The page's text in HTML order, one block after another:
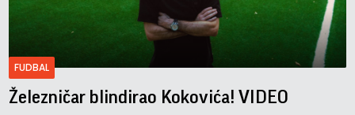
FUDBAL
Železničar blindirao Kokovića! VIDEO